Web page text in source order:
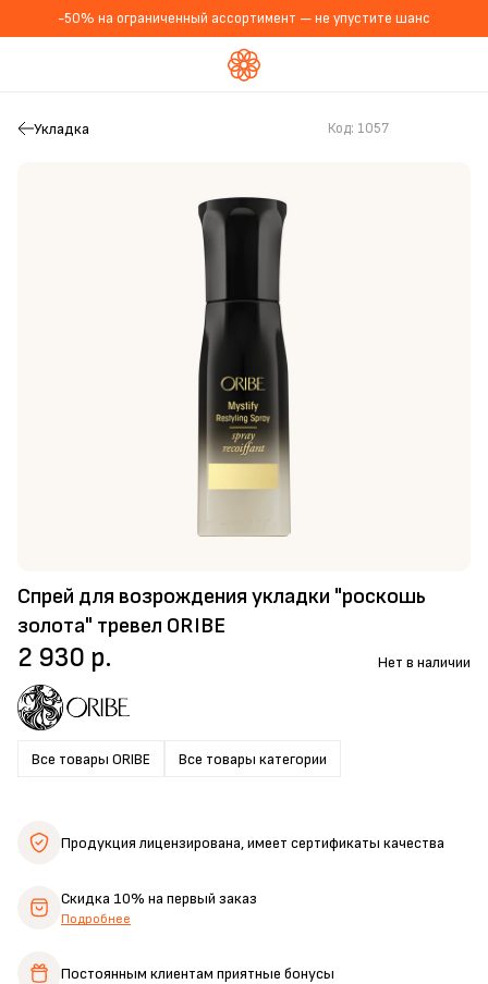
-50% на ограниченный ассортимент — не упустите шанс
Укладка
Спрей для возрождения укладки "роскошь
золота" тревел ORIBE
Код: 1057
Все товары ORIBE Все товары категории
2 930 р. Нет в наличии
Продукция лицензирована,имеет сертификаты качества
Скидка 10% на первый заказ
Подробнее
Постоянным клиентам приятные бонусы